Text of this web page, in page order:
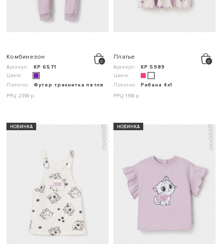
Комбинезон
Артикул:
КР 6571
Цвета:
Полотно:
Футер трехнитка петля
РРЦ: 2399 р.
Платье
Артикул:
КР 5989
Цвета:
Полотно:
Рибана 4х1
РРЦ: 1199 р.
НОВИНКА НОВИНКА